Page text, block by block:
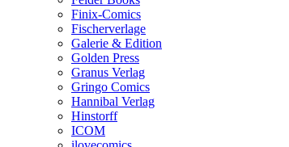
Finix-Comics
Fischerverlage
Galerie & Edition
Golden Press
Granus Verlag
Gringo Comics
Hannibal Verlag
Hinstorff
ICOM